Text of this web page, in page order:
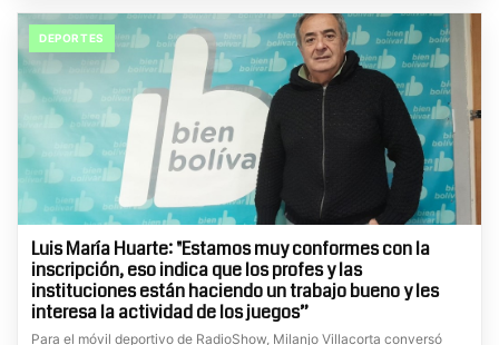
DEPORTES
Luis María Huarte: "Estamos muy conformes con la
inscripción, eso indica que los profes y las
instituciones están haciendo un trabajo bueno y les
interesa la actividad de los juegos”
Para el móvil deportivo de RadioShow, Milanjo Villacorta conversó